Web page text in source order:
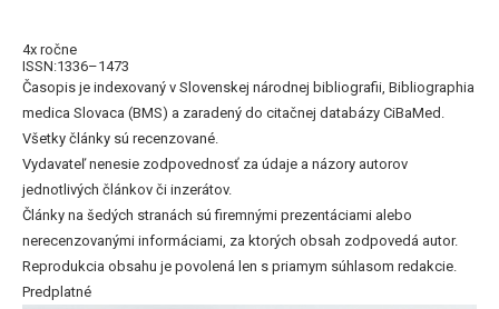
4x ročne
ISSN:1336–1473
Časopis je indexovaný v Slovenskej národnej bibliografii, Bibliographia
medica Slovaca (BMS) a zaradený do citačnej databázy CiBaMed.
Všetky články sú recenzované.
Vydavateľ nenesie zodpovednosť za údaje a názory autorov
jednotlivých článkov či inzerátov.
Články na šedých stranách sú firemnými prezentáciami alebo
nerecenzovanými informáciami, za ktorých obsah zodpovedá autor.
Reprodukcia obsahu je povolená len s priamym súhlasom redakcie.
Predplatné